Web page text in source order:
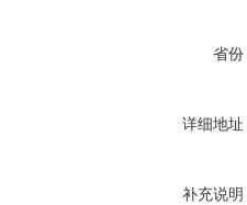
省份
详细地址
补充说明